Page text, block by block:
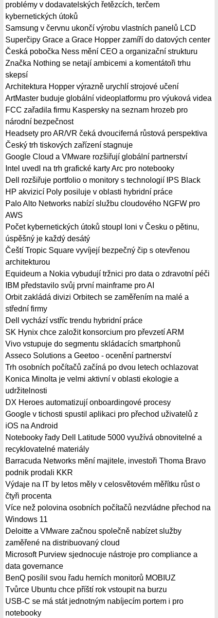
problémy v dodavatelských řetězcích, terčem
kybernetických útoků
Samsung v červnu ukončí výrobu vlastních panelů LCD
Superčipy Grace a Grace Hopper zamíří do datových center
Česká pobočka Ness mění CEO a organizační strukturu
Značka Nothing se netají ambicemi a komentátoři trhu
skepsí
Architektura Hopper výrazně urychlí strojové učení
ArtMaster buduje globální videoplatformu pro výuková videa
FCC zařadila firmu Kaspersky na seznam hrozeb pro
národní bezpečnost
Headsety pro AR/VR čeká dvouciferná růstová perspektiva
Český trh tiskových zařízení stagnuje
Google Cloud a VMware rozšiřují globální partnerství
Intel uvedl na trh grafické karty Arc pro notebooky
Dell rozšiřuje portfolio o monitory s technologií IPS Black
HP akvizicí Poly posiluje v oblasti hybridní práce
Palo Alto Networks nabízí službu cloudového NGFW pro
AWS
Počet kybernetických útoků stoupl loni v Česku o pětinu,
úspěšný je každý desátý
Čeští Tropic Square vyvíjejí bezpečný čip s otevřenou
architekturou
Equideum a Nokia vybudují tržnici pro data o zdravotní péči
IBM představilo svůj první mainframe pro AI
Orbit zakládá divizi Orbitech se zaměřením na malé a
střední firmy
Dell vychází vstříc trendu hybridní práce
SK Hynix chce založit konsorcium pro převzetí ARM
Vivo vstupuje do segmentu skládacích smartphonů
Asseco Solutions a Geetoo - ocenění partnerství
Trh osobních počítačů začíná po dvou letech ochlazovat
Konica Minolta je velmi aktivní v oblasti ekologie a
udržitelnosti
DX Heroes automatizují onboardingové procesy
Google v tichosti spustil aplikaci pro přechod uživatelů z
iOS na Android
Notebooky řady Dell Latitude 5000 využívá obnovitelné a
recyklovatelné materiály
Barracuda Networks mění majitele, investoři Thoma Bravo
podnik prodali KKR
Výdaje na IT by letos měly v celosvětovém měřítku růst o
čtyři procenta
Více než polovina osobních počítačů nezvládne přechod na
Windows 11
Deloitte a VMware začnou společně nabízet služby
zaměřené na distribuovaný cloud
Microsoft Purview sjednocuje nástroje pro compliance a
data governance
BenQ posílil svou řadu herních monitorů MOBIUZ
Tvůrce Ubuntu chce příští rok vstoupit na burzu
USB-C se má stát jednotným nabíjecím portem i pro
notebooky